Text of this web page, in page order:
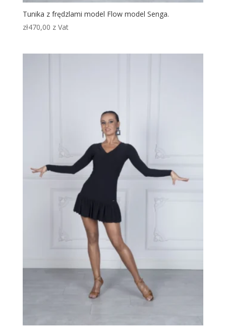
Tunika z frędzlami model Flow model Senga.
zł470,00 z Vat